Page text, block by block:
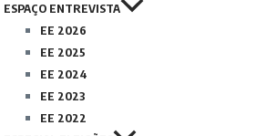
ESPAÇO ENTREVISTA
EE 2026
EE 2025
EE 2024
EE 2023
EE 2022